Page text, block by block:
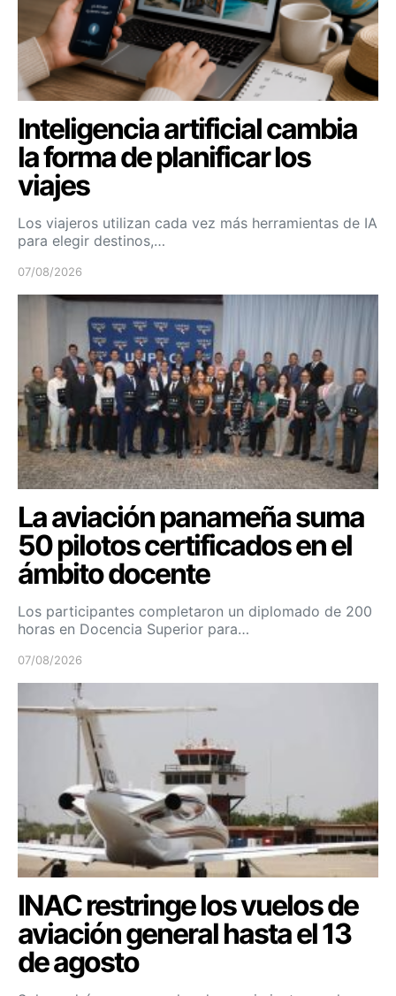
Inteligencia artificial cambia
la forma de planificar los
viajes
Los viajeros utilizan cada vez más herramientas de IA
para elegir destinos,…
07/08/2026
La aviación panameña suma
50 pilotos certificados en el
ámbito docente
Los participantes completaron un diplomado de 200
horas en Docencia Superior para…
07/08/2026
INAC restringe los vuelos de
aviación general hasta el 13
de agosto